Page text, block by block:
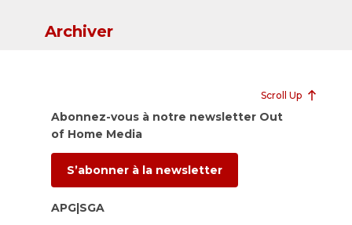
Archiver
Scroll Up
Abonnez-vous à notre newsletter Out
of Home Media
S’abonner à la newsletter
APG|SGA